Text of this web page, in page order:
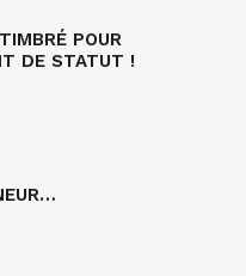
POUR
DE STATUT !